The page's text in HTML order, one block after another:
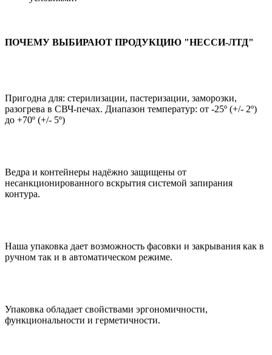
ПОЧЕМУ ВЫБИРАЮТ ПРОДУКЦИЮ "НЕССИ-ЛТД"
Пригодна для: стерилизации, пастеризации, заморозки,
разогрева в СВЧ-печах. Диапазон температур: от -25º (+/- 2º)
до +70º (+/- 5º)
Ведра и контейнеры надёжно защищены от
несанкционированного вскрытия системой запирания
контура.
Наша упаковка дает возможность фасовки и закрывания как в
ручном так и в автоматическом режиме.
Упаковка обладает свойствами эргономичности,
функциональности и герметичности.